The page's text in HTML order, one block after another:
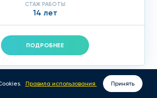
СТАЖ РАБОТЫ
14 лет
ПОДРОБНЕЕ
Правила использования Принять
НА ДОМ ЗАПИСАТЬСЯ ОНЛАЙН